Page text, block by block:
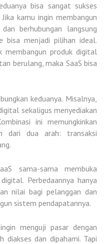
bisa sangat sukses
kamu ingin membangun
dan berhubungan langsung
bisa menjadi pilihan ideal.
membangunproduk digital
berulang, maka SaaS bisa
keduanya. Misalnya,
sekaligus menyediakan
ini memungkinkan
dari dua arah: transaksi
sama-sama membuka
Perbedaannya hanya
nilai bagi pelanggan dan
sistem pendapatannya.
menguji pasar dengan
diakses dan dipahami. Tapi